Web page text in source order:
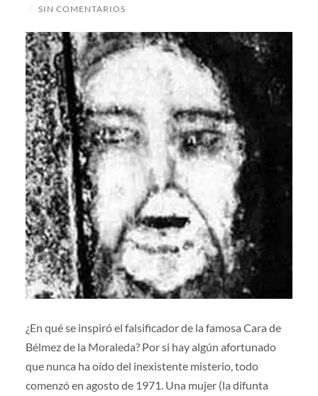
/ SIN COMENTARIOS
¿En qué se inspiró el falsificador de la famosa Cara de
Bélmez de la Moraleda? Por si hay algún afortunado
que nunca ha oído del inexistente misterio, todo
comenzó en agosto de 1971. Una mujer (la difunta